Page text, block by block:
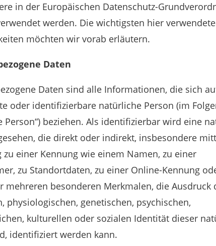
in der Europäischen Datenschutz-
werden. Die wichtigsten hier
möchten wir vorab erläutern.
Daten
Daten sind alle Informationen, die sich
oder identifizierbare natürliche Person (im
Person“) beziehen. Als identifizierbar wird eine
die direkt oder indirekt, insbesondere
zu einer Kennung wie einem Namen, zu einer
zu Standortdaten, zu einer Online-Kennung
mehreren besonderen Merkmalen, die Ausdruck
physiologischen, genetischen, psychischen,
kulturellen oder sozialen Identität dieser
identifiziert werden kann.